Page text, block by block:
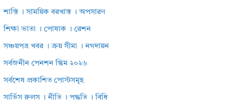
শাস্তি । সাময়িক বরখাস্ত । অপসারণ
শিক্ষা ভাতা । পোষাক । রেশন
সঞ্চয়পত্র খবর । ক্রয় সীমা । নগদায়ন
সর্বজনীন পেনশন স্কিম ২০২৬
সর্বশেষ প্রকাশিত পোস্টসমূহ
সার্ভিস রুলস । নীতি । পদ্ধতি । বিধি